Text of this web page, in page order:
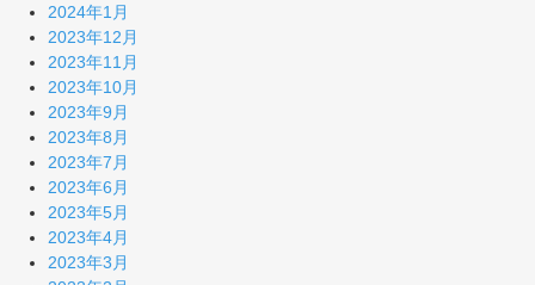
2024年1月
2023年12月
2023年11月
2023年10月
2023年9月
2023年8月
2023年7月
2023年6月
2023年5月
2023年4月
2023年3月